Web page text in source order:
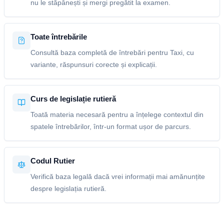
nu le stăpânești și mergi pregătit la examen.
Toate întrebările
Consultă baza completă de întrebări pentru Taxi, cu
variante, răspunsuri corecte și explicații.
Curs de legislație rutieră
Toată materia necesară pentru a înțelege contextul din
spatele întrebărilor, într-un format ușor de parcurs.
Codul Rutier
Verifică baza legală dacă vrei informații mai amănunțite
despre legislația rutieră.